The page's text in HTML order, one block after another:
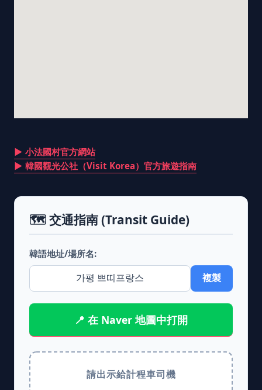
▶ 小法國村官方網站
▶ 韓國觀光公社（Visit Korea）官方旅遊指南
🗺️ 交通指南 (Transit Guide)
韓語地址/場所名:
複製
📍 在 Naver 地圖中打開
請出示給計程車司機